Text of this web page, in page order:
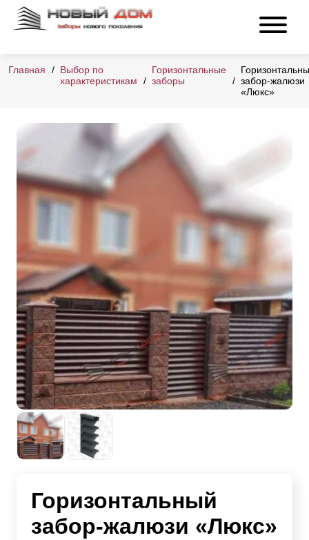
Главная
Выбор по
характеристикам
Горизонтальные
заборы
забор-жалюзи
«Люкс»
Горизонтальный
забор-жалюзи «Люкс»